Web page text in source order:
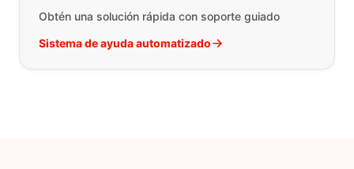
Obtén una solución rápida con soporte guiado
Sistema de ayuda automatizado